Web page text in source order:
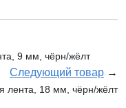
9 мм, чёрн/жёлт
Следующий товар →
лента, 18 мм, чёрн/жёлт